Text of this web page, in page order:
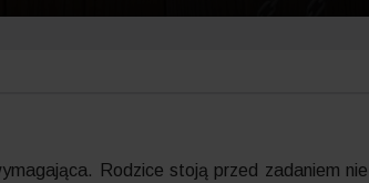
Rodzice stoją przed zadaniem nie